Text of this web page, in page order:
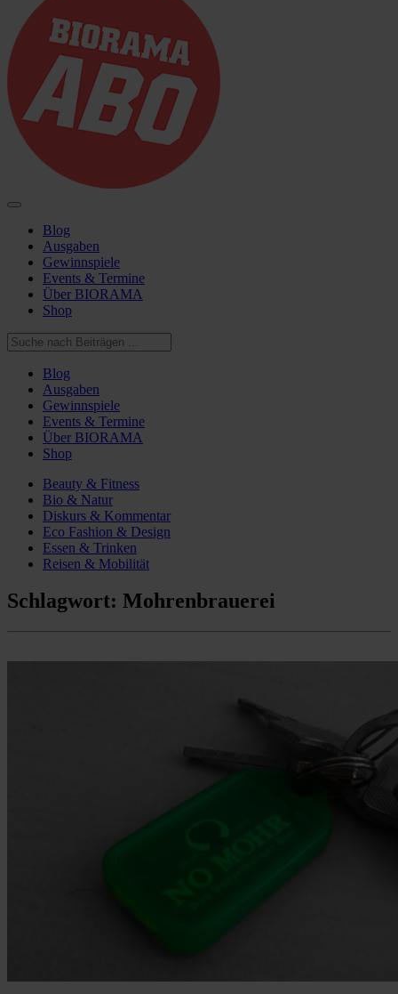
Blog
Ausgaben
Gewinnspiele
Events & Termine
Über BIORAMA
Shop
Blog
Ausgaben
Gewinnspiele
Events & Termine
Über BIORAMA
Shop
Beauty & Fitness
Bio & Natur
Diskurs & Kommentar
Eco Fashion & Design
Essen & Trinken
Reisen & Mobilität
Schlagwort: Mohrenbrauerei